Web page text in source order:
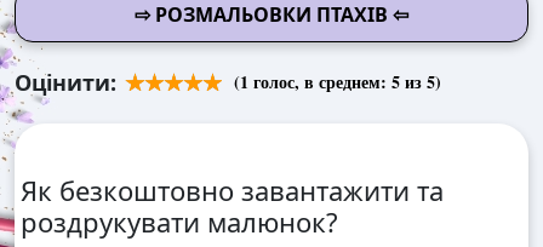
⇨ РОЗМАЛЬОВКИ ПТАХІВ ⇦
Оцінити: (1 голос, в среднем: 5из 5)
Як безкоштовно завантажити та
роздрукувати малюнок?